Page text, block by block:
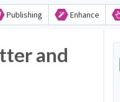
Publishing Enhance
and